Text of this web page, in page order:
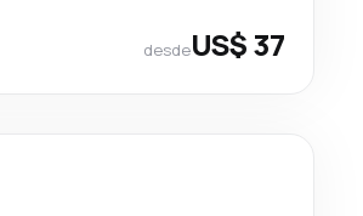
desdeUS$ 37